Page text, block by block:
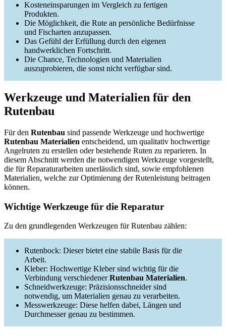
Kosteneinsparungen im Vergleich zu fertigen
Produkten.
Die Möglichkeit, die Rute an persönliche Bedürfnisse
und Fischarten anzupassen.
Das Gefühl der Erfüllung durch den eigenen
handwerklichen Fortschritt.
Die Chance, Technologien und Materialien
auszuprobieren, die sonst nicht verfügbar sind.
Werkzeuge und Materialien für den
Rutenbau
Für den Rutenbau sind passende Werkzeuge und hochwertige
Rutenbau Materialien entscheidend, um qualitativ hochwertige
Angelruten zu erstellen oder bestehende Ruten zu reparieren. In
diesem Abschnitt werden die notwendigen Werkzeuge vorgestellt,
die für Reparaturarbeiten unerlässlich sind, sowie empfohlenen
Materialien, welche zur Optimierung der Rutenleistung beitragen
können.
Wichtige Werkzeuge für die Reparatur
Zu den grundlegenden Werkzeugen für Rutenbau zählen:
Rutenbock: Dieser bietet eine stabile Basis für die
Arbeit.
Kleber: Hochwertige Kleber sind wichtig für die
Verbindung verschiedenerRutenbau Materialien.
Schneidwerkzeuge: Präzisionsschneider sind
notwendig, um Materialien genau zu verarbeiten.
Messwerkzeuge: Diese helfen dabei, Längen und
Durchmesser genau zu bestimmen.